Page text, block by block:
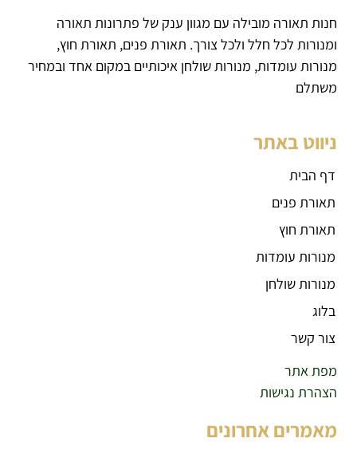
חנות תאורה מובילה עם מגוון ענק של פתרונות תאורה
ומנורות לכל חלל ולכל צורך. תאורת פנים, תאורת חוץ,
מנורות עומדות, מנורות שולחן איכותיים במקום אחד ובמחיר
משתלם
ניווט באתר
דף הבית
תאורת פנים
תאורת חוץ
מנורות עומדות
מנורות שולחן
בלוג
צור קשר
מפת אתר
הצהרת נגישות
מאמרים אחרונים